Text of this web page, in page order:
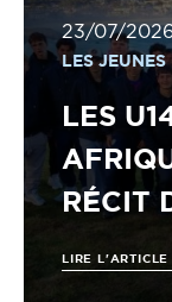
23/07/
LES JEUNES
LES
RÉCIT
LIRE L'ARTICLE